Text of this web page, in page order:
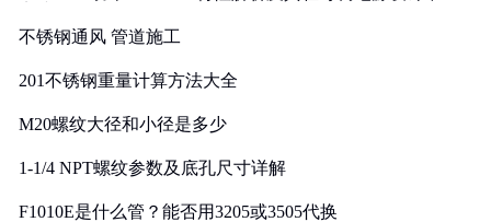
不锈钢通风 管道施工
201不锈钢重量计算方法大全
M20螺纹大径和小径是多少
1-1/4 NPT螺纹参数及底孔尺寸详解
F1010E是什么管？能否用3205或3505代换